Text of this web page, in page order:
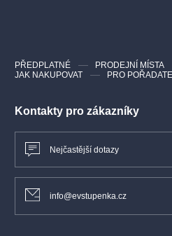
Kontakty pro zákazníky
Nejčastější dotazy
info@evstupenka.cz
PŘEDPLATNÉ PRODEJNÍ MÍSTA
JAK NAKUPOVAT
PRO